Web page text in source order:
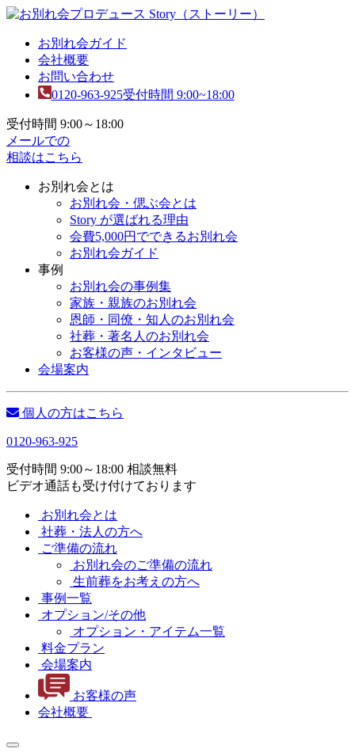
お別れ会ガイド
会社概要
お問い合わせ
0120-963-925受付時間 9:00~18:00
受付時間 9:00～18:00
メールでの
相談はこちら
お別れ会とは
お別れ会・偲ぶ会とは
Story が選ばれる理由
会費5,000円でできるお別れ会
お別れ会ガイド
事例
お別れ会の事例集
家族・親族のお別れ会
恩師・同僚・知人のお別れ会
社葬・著名人のお別れ会
お客様の声・インタビュー
会場案内
個人の方はこちら
0120-963-925
受付時間 9:00～18:00 相談無料
ビデオ通話も受け付けております
お別れ会とは
社葬・法人の方へ
ご準備の流れ
お別れ会のご準備の流れ
生前葬をお考えの方へ
事例一覧
オプション/その他
オプション・アイテム一覧
料金プラン
会場案内
お客様の声
会社概要